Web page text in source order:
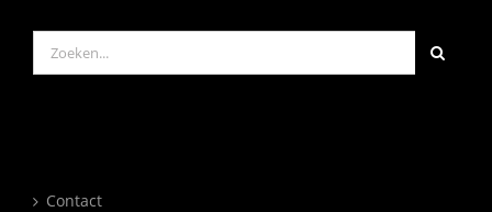
Zoeken
naar:
Contact